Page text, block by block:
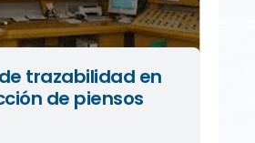
trazabilidad en
de piensos